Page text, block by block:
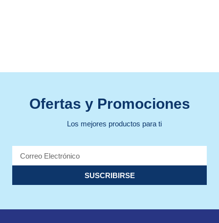
Ofertas y Promociones
Los mejores productos para ti
SUSCRIBIRSE